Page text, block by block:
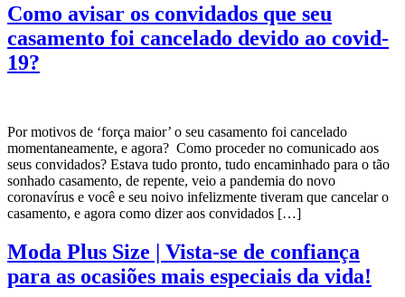
Como avisar os convidados que seu
casamento foi cancelado devido ao covid-
19?
Por motivos de ‘força maior’ o seu casamento foi cancelado
momentaneamente, e agora? Como proceder no comunicado aos
seus convidados? Estava tudo pronto, tudo encaminhado para o tão
sonhado casamento, de repente, veio a pandemia do novo
coronavírus e você e seu noivo infelizmente tiveram que cancelar o
casamento, e agora como dizer aos convidados […]
Moda Plus Size | Vista-se de confiança
para as ocasiões mais especiais da vida!